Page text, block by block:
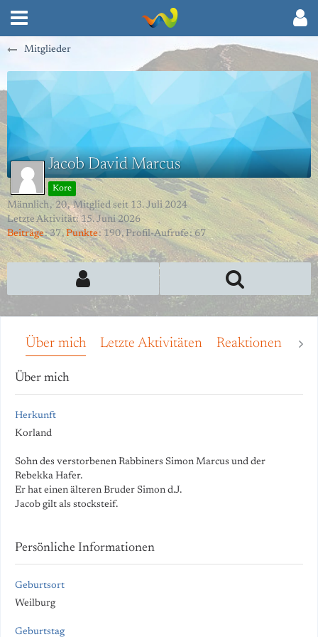
Mitglieder
Jacob David Marcus
Kore
Männlich 20
Mitglied seit 13. Juli 2024
Letzte Aktivität:15. Juni 2026
Beiträge 37 Punkte 190 Profil-Aufrufe 67
Über mich Letzte Aktivitäten Reaktionen
Über mich
Herkunft
Korland
Sohn des verstorbenen Rabbiners Simon Marcus und der
Rebekka Hafer.
Er hat einen älteren Bruder Simon d.J.
Jacob gilt als stocksteif.
Persönliche Informationen
Geburtsort
Weilburg
Geburtstag